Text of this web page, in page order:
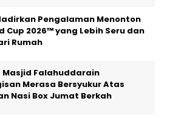
Pengalaman Menonton
Cup 2026™ yang Lebih Seru dan
Rumah
Masjid Falahuddarain
Merasa Bersyukur Atas
Nasi Box Jumat Berkah